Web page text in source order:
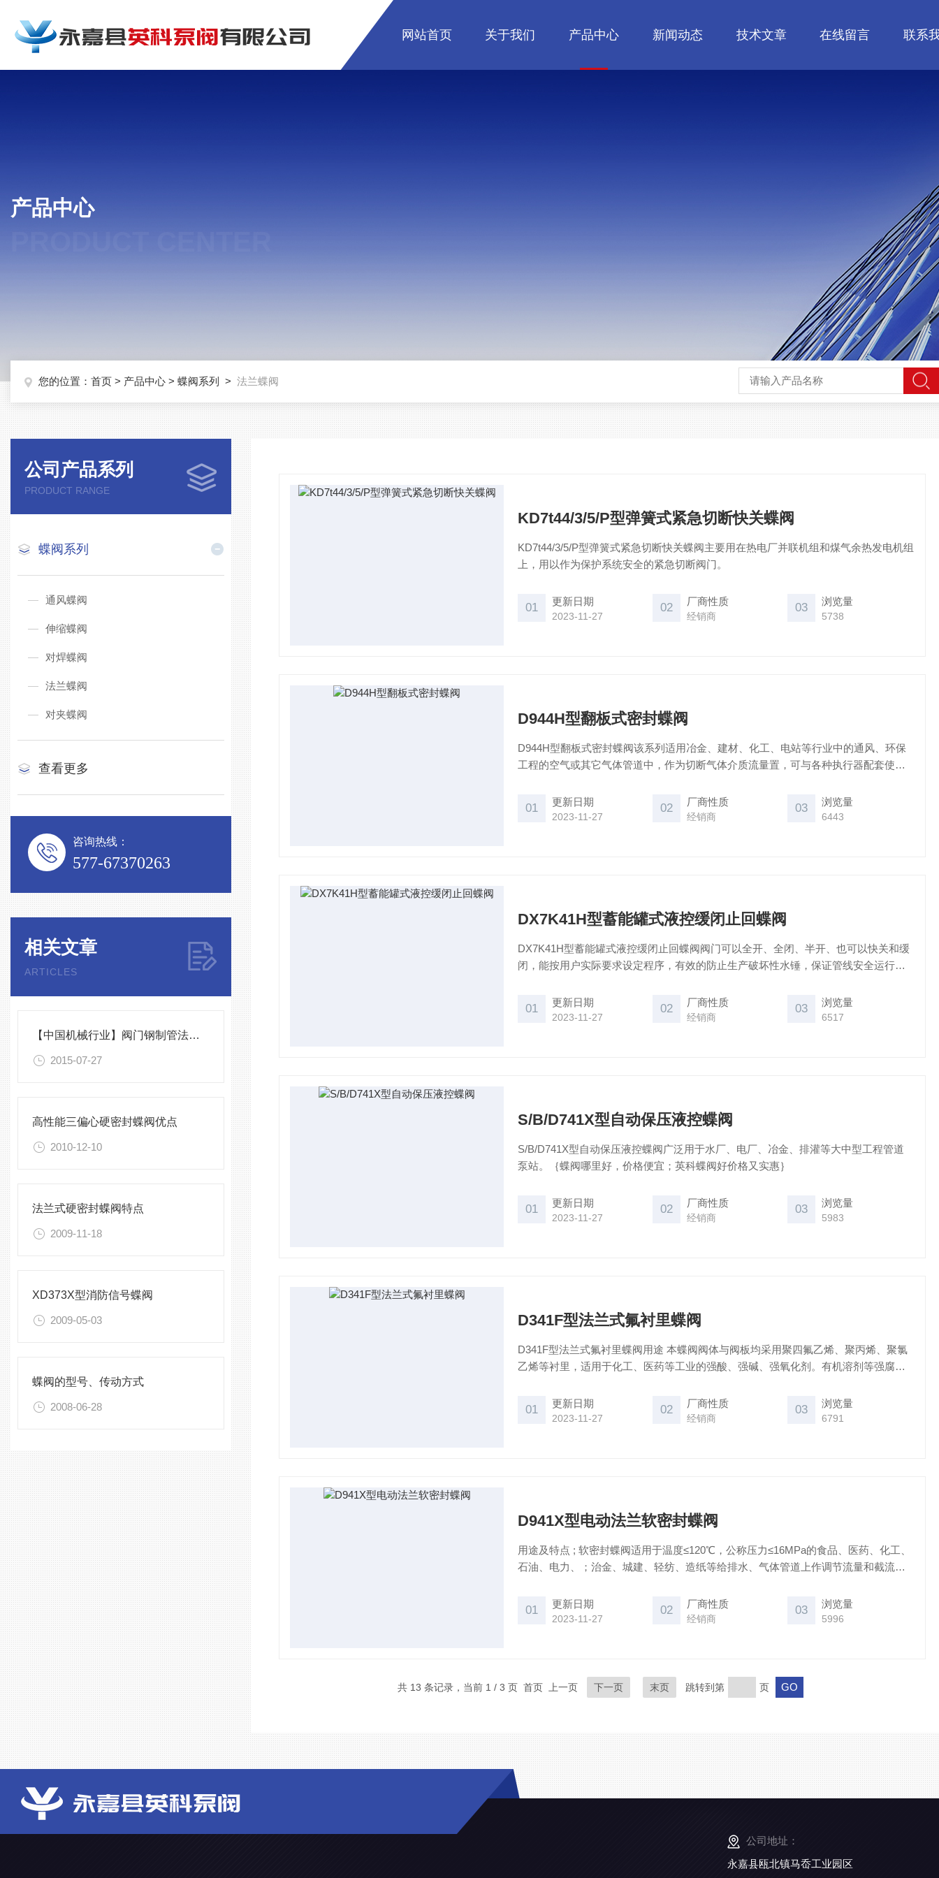
网站首页 关于我们 产品中心 新闻动态 技术文章 在线留言 联系
产品中心
您的位置： 首页 > 产品中心 > 蝶阀系列 > 法兰蝶阀
公司产品系列
PRODUCT RANGE
蝶阀系列
通风蝶阀
伸缩蝶阀
对焊蝶阀
法兰蝶阀
对夹蝶阀
查看更多
咨询热线：
577-67370263
相关文章
ARTICLES
【中国机械行业】阀门钢制管法兰标准
2015-07-27
高性能三偏心硬密封蝶阀优点
2010-12-10
法兰式硬密封蝶阀特点
2009-11-18
XD373X型消防信号蝶阀
2009-05-03
蝶阀的型号、传动方式
2008-06-28
KD7t44/3/5/P型弹簧式紧急切断快关蝶阀
KD7t44/3/5/P型弹簧式紧急切断快关蝶阀主要用在热电厂并联机组和煤气余热发电机组
上，用以作为保护系统安全的紧急切断阀门。
01 更新日期
2023-11-27
02 厂商性质
经销商
03 浏览量
5738
D944H型翻板式密封蝶阀
D944H型翻板式密封蝶阀该系列适用冶金、建材、化工、电站等行业中的通风、环保
工程的空气或其它气体管道中，作为切断气体介质流量置，可与各种执行器配套使用
01 更新日期
2023-11-27
02 厂商性质
经销商
03 浏览量
6443
DX7K41H型蓄能罐式液控缓闭止回蝶阀
DX7K41H型蓄能罐式液控缓闭止回蝶阀阀门可以全开、全闭、半开、也可以快关和缓
闭，能按用户实际要求设定程序，有效的防止生产破坏性水锤，保证管线安全运行，
01 更新日期
2023-11-27
02 厂商性质
经销商
03 浏览量
6517
S/B/D741X型自动保压液控蝶阀
S/B/D741X型自动保压液控蝶阀广泛用于水厂、电厂、冶金、排灌等大中型工程管道
泵站。｛蝶阀哪里好，价格便宜；英科蝶阀好价格又实惠｝
01 更新日期
2023-11-27
02 厂商性质
经销商
03 浏览量
5983
D341F型法兰式氟衬里蝶阀
D341F型法兰式氟衬里蝶阀用途 本蝶阀阀体与阀板均采用聚四氟乙烯、聚丙烯、聚氯
乙烯等衬里，适用于化工、医药等工业的强酸、强碱、强氧化剂。有机溶剂等强腐蚀
01 更新日期
2023-11-27
02 厂商性质
经销商
03 浏览量
6791
D941X型电动法兰软密封蝶阀
用途及特点 ; 软密封蝶阀适用于温度≤120℃，公称压力≤16MPa的食品、医药、化工、
石油、电力、；治金、城建、轻纺、造纸等给排水、气体管道上作调节流量和截流介
01 更新日期
2023-11-27
02 厂商性质
经销商
03 浏览量
5996
共 13 条记录，当前 1 / 3 页 首页 上一页 下一页 末页 跳转到第 页
公司地址：
永嘉县瓯北镇马岙工业园区